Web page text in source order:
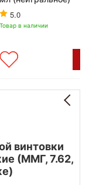
5.0
Товар в наличии
винтовки
(ММГ, 7.62,